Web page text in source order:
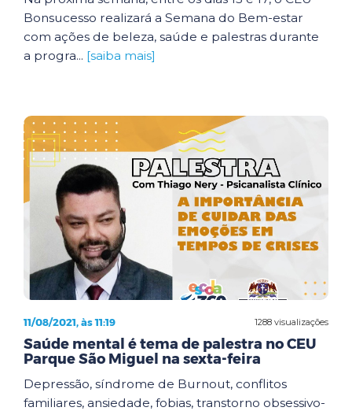
Bonsucesso realizará a Semana do Bem-estar
com ações de beleza, saúde e palestras durante
a progra... [saiba mais]
1288 visualizações
11/08/2021, às 11:19
Saúde mental é tema de palestra no CEU
Parque São Miguel na sexta-feira
Depressão, síndrome de Burnout, conflitos
familiares, ansiedade, fobias, transtorno obsessivo-